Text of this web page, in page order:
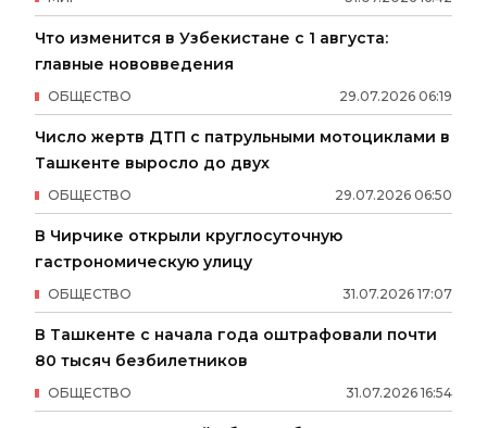
Что изменится в Узбекистане с 1 августа:
главные нововведения
29.07.2026 06:19
ОБЩЕСТВО
Число жертв ДТП с патрульными мотоциклами в
Ташкенте выросло до двух
29.07.2026 06:50
ОБЩЕСТВО
В Чирчике открыли круглосуточную
гастрономическую улицу
31.07.2026 17:07
ОБЩЕСТВО
В Ташкенте с начала года оштрафовали почти
80 тысяч безбилетников
31.07.2026 16:54
ОБЩЕСТВО